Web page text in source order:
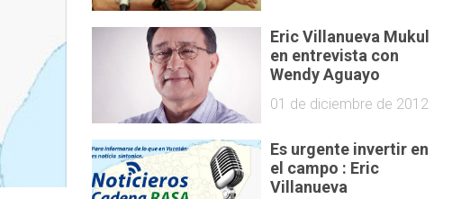
Eric Villanueva Mukul
en entrevista con
Wendy Aguayo
01 de diciembre de 2012
Es urgente invertir en
el campo : Eric
Villanueva